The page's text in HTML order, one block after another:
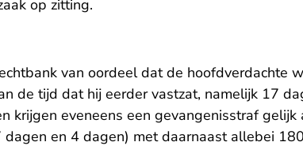
op zitting.
van oordeel dat de hoofdverdachte
de tijd dat hij eerder vastzat, namelijk 17
krijgen eveneens een gevangenisstraf
en 4 dagen) met daarnaast allebei